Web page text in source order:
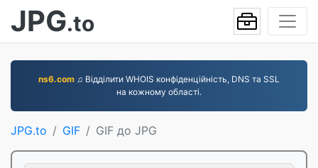
JPG.to
ns6.com ♫ Відділити WHOIS конфіденційність, DNS та SSL
на кожному області.
JPG.to GIF GIF до JPG